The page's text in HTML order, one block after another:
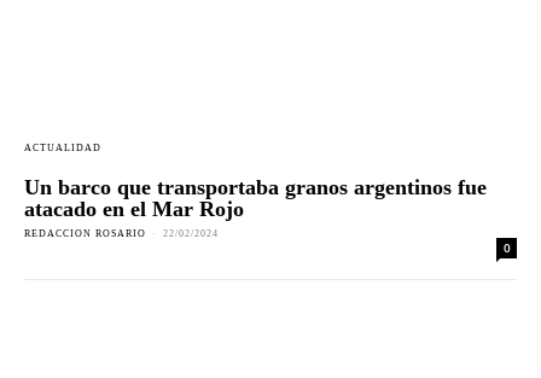
ACTUALIDAD
Un barco que transportaba granos argentinos fue
atacado en el Mar Rojo
REDACCION ROSARIO - 22/02/2024
0